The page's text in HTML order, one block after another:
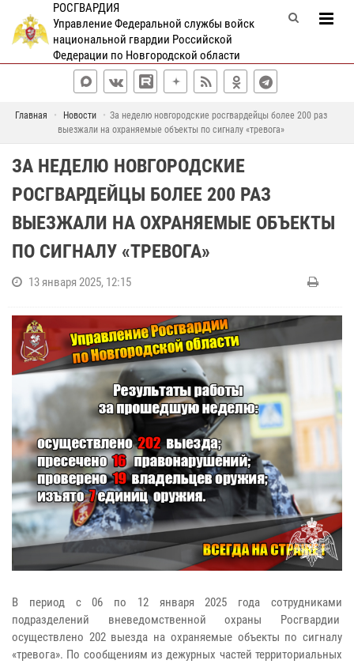
РОСГВАРДИЯ
Управление Федеральной службы войск
национальной гвардии Российской
Федерации по Новгородской области
Главная Новости
За неделю новгородские росгвардейцы более 200 раз
выезжали на охраняемые объекты по сигналу «тревога»
ЗА НЕДЕЛЮ НОВГОРОДСКИЕ
РОСГВАРДЕЙЦЫ БОЛЕЕ 200 РАЗ
ВЫЕЗЖАЛИ НА ОХРАНЯЕМЫЕ ОБЪЕКТЫ
ПО СИГНАЛУ «ТРЕВОГА»
13 января 2025, 12:15
В период с 06 по 12 января 2025 года сотрудниками
подразделений вневедомственной охраны Росгвардии
осуществлено 202 выезда на охраняемые объекты по сигналу
«тревога». По сообщениям из дежурных частей территориальных